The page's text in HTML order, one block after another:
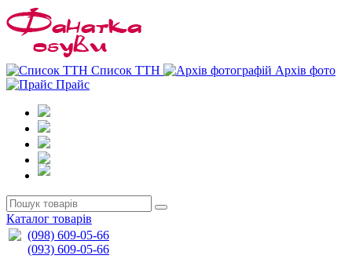
Список ТТН
Архів фото
Прайс
Каталог товарів
(098) 609-05-66
(093) 609-05-66